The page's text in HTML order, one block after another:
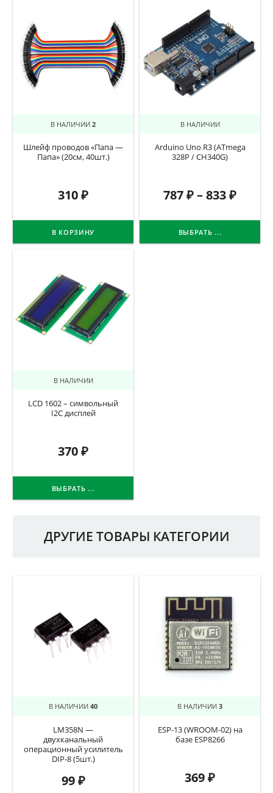
В НАЛИЧИИ 2
Шлейф проводов «Папа —
Папа» (20см, 40шт.)
310₽
В КОРЗИНУ
В НАЛИЧИИ
Arduino Uno R3 (ATmega
328P / CH340G)
787₽–833₽
ВЫБРАТЬ ...
В НАЛИЧИИ
LCD 1602 – символьный
I2C дисплей
370₽
ВЫБРАТЬ ...
ДРУГИЕ ТОВАРЫ КАТЕГОРИИ
В НАЛИЧИИ 40
LM358N —
двухканальный
операционный усилитель
DIP-8 (5шт.)
99₽
В НАЛИЧИИ 3
ESP-13 (WROOM-02) на
базе ESP8266
369₽